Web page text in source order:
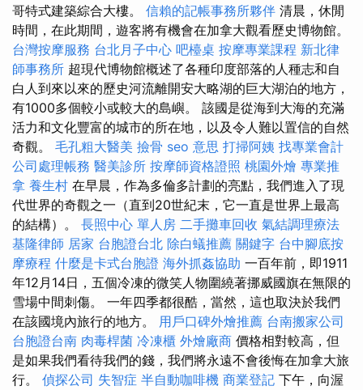
哥特式建築綜合大樓。 信賴的記帳事務所夥伴 清晨，休閒
時間，在此期間，遊客將有機會在加拿大觀看歷史博物館。
台灣按摩服務 台北月子中心 吧檯桌 按摩專業課程 新北律
師事務所 超現代博物館概述了各種印度部落的人種志和自
白人到來以來的歷史河流離開安大略湖的巨大湖泊的地方，
有1000多個較小或較大的島嶼。 該國是從海到大海的充滿
活力和文化豐富的城市的所在地，以及令人難以置信的自然
奇觀。 毛孔粗大醫美 撿骨 seo 意思 打掃阿姨 找專業會計
公司處理帳務 醫美診所 按摩師資格證照 桃園外燴 專業推
拿 養生村 在早晨，作為多倫多計劃的亮點，我們進入了現
代世界的奇觀之一（直到20世紀末，它一直是世界上最高
的結構）。 長照中心 單人房 二手攤車回收 氣結調理療法
基隆律師 居家 台胞證台北 除白蟻推薦 關鍵字 台中腳底按
摩療程 什麼是卡式台胞證 海外抓姦協助 一百年前，即1911
年12月14日，五個冷凍的微笑人物圍繞著挪威國旗在無限的
雪場中間刺傷。 一年四季都很酷，當然，這也取決於我們
在該國境內旅行的地方。 用戶口碑外燴推薦 台南搬家公司
台胞證台南 肉毒桿菌 冷凍櫃 外燴廠商 價格相對較高，但
是如果我們看待我們的錢，我們將永遠不會後悔在加拿大旅
行。 偵探公司 失智症 半自動咖啡機 商業登記 下午，向渥